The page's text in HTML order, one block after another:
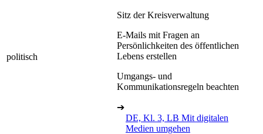
politisch
Sitz der Kreisverwaltung
E-Mails mit Fragen an
Persönlichkeiten des öffentlichen
Lebens erstellen
Umgangs- und
Kommunikationsregeln beachten
➔
DE, Kl. 3, LB Mit digitalen
Medien umgehen